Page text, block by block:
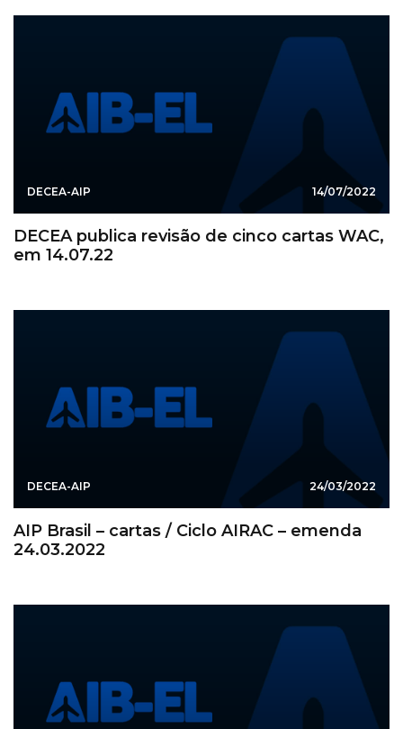
DECEA-AIP 14/07/2022
DECEA publica revisão de cinco cartas WAC,
em 14.07.22
DECEA-AIP 24/03/2022
AIP Brasil – cartas / Ciclo AIRAC – emenda
24.03.2022